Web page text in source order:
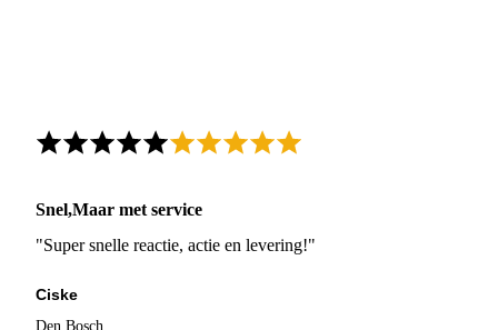
Snel,Maar met service
"Super snelle reactie, actie en levering!"
Ciske
Den Bosch